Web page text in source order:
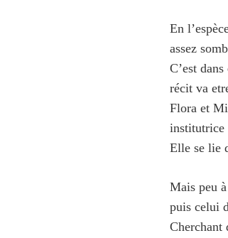
En
assez
C’est
récit va
Flora et
institutrice
Elle se lie
Mais peu
puis celui
Cherchant